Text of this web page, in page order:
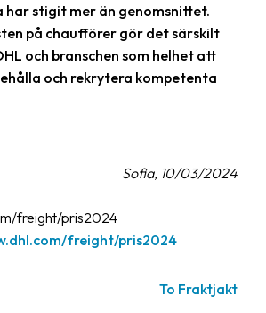
har stigit mer än genomsnittet.
på chaufförer gör det särskilt
och branschen som helhet att
och rekrytera kompetenta
Sofia, 10/03/2024
freight/pris2024
freight/pris2024
To Fraktjakt